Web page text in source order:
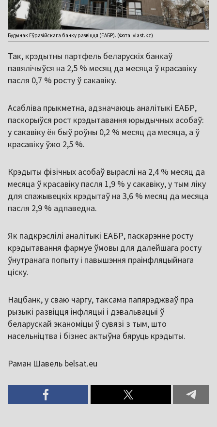
Будынак Еўразійскага банку развіцця (ЕАБР). (Фота: vlast.kz)
Так, крэдытны партфель беларускіх банкаў
павялічыўся на 2,5 % месяц да месяца ў красавіку
пасля 0,7 % росту ў сакавіку.
Асабліва прыкметна, адзначаюць аналітыкі ЕАБР,
паскорыўся рост крэдытавання юрыдычных асобаў:
у сакавіку ён быў роўны 0,2 % месяц да месяца, а ў
красавіку ўжо 2,5 %.
Крэдыты фізічных асобаў выраслі на 2,4 % месяц да
месяца ў красавіку пасля 1,9 % у сакавіку, у тым ліку
для спажывецкіх крэдытаў на 3,6 % месяц да месяца
пасля 2,9 % адпаведна.
Як падкрэслілі аналітыкі ЕАБР, паскарэнне росту
крэдытавання фармуе ўмовы для далейшага росту
ўнутранага попыту і павышэння праінфляцыйнага
ціску.
Нацбанк, у сваю чаргу, таксама папярэджваў пра
рызыкі развіцця інфляцыі і дэвальвацыі ў
беларускай эканоміцы ў сувязі з тым, што
насельніцтва і бізнес актыўна бяруць крэдыты.
Раман Шавель belsat.eu